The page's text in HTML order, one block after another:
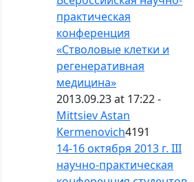
практическая
конференция
«Стволовые клетки и
регенеративная
медицина»
2013.09.23 at 17:22 -
Mittsiev Astan
Kermenovich4191
14-16 октября 2013 г. III
научно-практическая